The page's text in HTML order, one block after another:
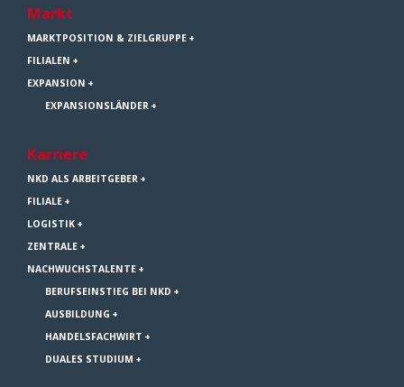
Markt
MARKTPOSITION & ZIELGRUPPE
FILIALEN
EXPANSION
EXPANSIONSLÄNDER
Karriere
NKD ALS ARBEITGEBER
FILIALE
LOGISTIK
ZENTRALE
NACHWUCHSTALENTE
BERUFSEINSTIEG BEI NKD
AUSBILDUNG
HANDELSFACHWIRT
DUALES STUDIUM